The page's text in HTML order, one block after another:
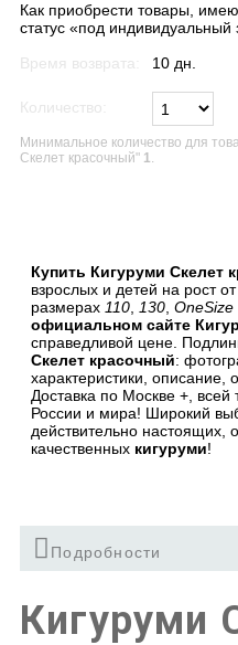
Как приобрести товары,
статус «под индивидуальный
Время возврата:
10 дн.
Количество:
Минимальное количество для
Скелет красочный" 1.
Купить Кигуруми Скелет
взрослых и детей на рост
размерах 110 130 OneSize
официальном сайте
справедливой цене.
Скелет красочный:
характеристики, описание,
Доставка по Москве +, всей
России и мира! Широкий
действительно настоящих,
качественных кигуруми!
Подробности
Кигуруми